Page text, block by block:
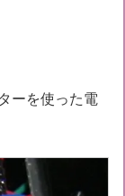
ーを使った電